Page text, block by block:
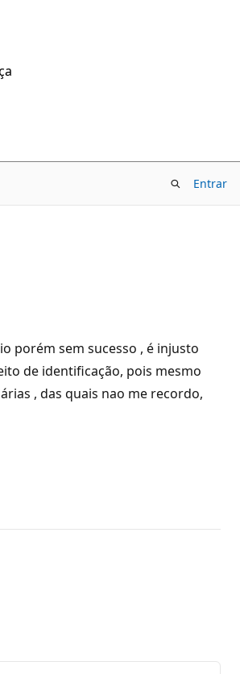
Entrar
porém sem sucesso , é injusto
de identificação, pois mesmo
, das quais nao me recordo,